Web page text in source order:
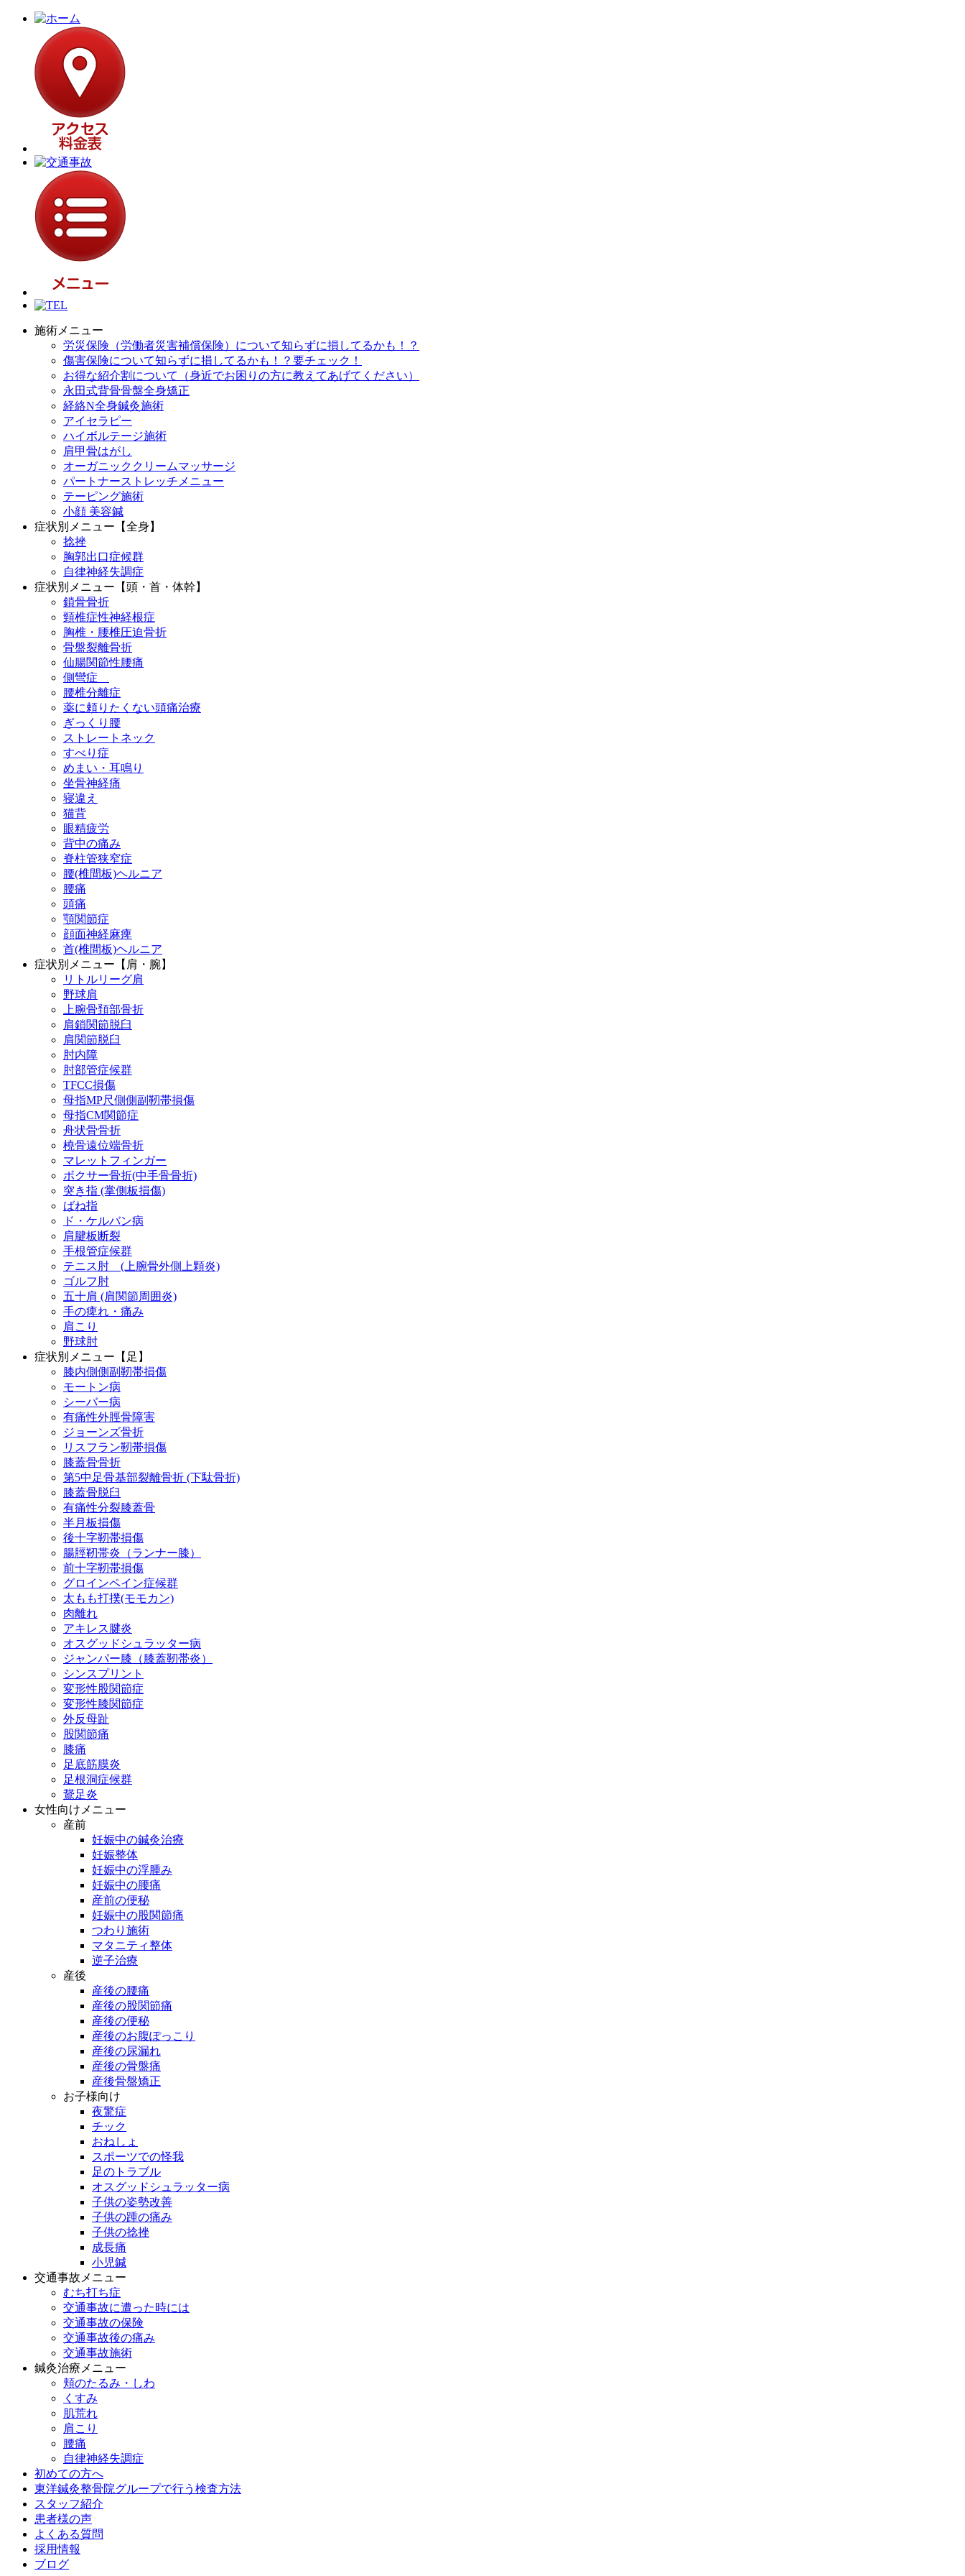
施術メニュー
労災保険（労働者災害補償保険）について知らずに損してるかも！？
傷害保険について知らずに損してるかも！？要チェック！
お得な紹介割について（身近でお困りの方に教えてあげてください）
永田式背骨骨盤全身矯正
経絡N全身鍼灸施術
アイセラピー
ハイボルテージ施術
肩甲骨はがし
オーガニッククリームマッサージ
パートナーストレッチメニュー
テーピング施術
小顔 美容鍼
症状別メニュー【全身】
捻挫
胸郭出口症候群
自律神経失調症
症状別メニュー【頭・首・体幹】
鎖骨骨折
頸椎症性神経根症
胸椎・腰椎圧迫骨折
骨盤裂離骨折
仙腸関節性腰痛
側彎症
腰椎分離症
薬に頼りたくない頭痛治療
ぎっくり腰
ストレートネック
すべり症
めまい・耳鳴り
坐骨神経痛
寝違え
猫背
眼精疲労
背中の痛み
脊柱管狭窄症
腰(椎間板)ヘルニア
腰痛
頭痛
顎関節症
顔面神経麻痺
首(椎間板)ヘルニア
症状別メニュー【肩・腕】
リトルリーグ肩
野球肩
上腕骨頚部骨折
肩鎖関節脱臼
肩関節脱臼
肘内障
肘部管症候群
TFCC損傷
母指MP尺側側副靭帯損傷
母指CM関節症
舟状骨骨折
橈骨遠位端骨折
マレットフィンガー
ボクサー骨折(中手骨骨折)
突き指 (掌側板損傷)
ばね指
ド・ケルバン病
肩腱板断裂
手根管症候群
テニス肘 (上腕骨外側上顆炎)
ゴルフ肘
五十肩 (肩関節周囲炎)
手の痺れ・痛み
肩こり
野球肘
症状別メニュー【足】
膝内側側副靭帯損傷
モートン病
シーバー病
有痛性外脛骨障害
ジョーンズ骨折
リスフラン靭帯損傷
膝蓋骨骨折
第5中足骨基部裂離骨折 (下駄骨折)
膝蓋骨脱臼
有痛性分裂膝蓋骨
半月板損傷
後十字靭帯損傷
腸脛靭帯炎（ランナー膝）
前十字靭帯損傷
グロインペイン症候群
太もも打撲(モモカン)
肉離れ
アキレス腱炎
オスグッドシュラッター病
ジャンパー膝（膝蓋靭帯炎）
シンスプリント
変形性股関節症
変形性膝関節症
外反母趾
股関節痛
膝痛
足底筋膜炎
足根洞症候群
鵞足炎
女性向けメニュー
産前
妊娠中の鍼灸治療
妊娠整体
妊娠中の浮腫み
妊娠中の腰痛
産前の便秘
妊娠中の股関節痛
つわり施術
マタニティ整体
逆子治療
産後
産後の腰痛
産後の股関節痛
産後の便秘
産後のお腹ぽっこり
産後の尿漏れ
産後の骨盤痛
産後骨盤矯正
お子様向け
夜驚症
チック
おねしょ
スポーツでの怪我
足のトラブル
オスグッドシュラッター病
子供の姿勢改善
子供の踵の痛み
子供の捻挫
成長痛
小児鍼
交通事故メニュー
むち打ち症
交通事故に遭った時には
交通事故の保険
交通事故後の痛み
交通事故施術
鍼灸治療メニュー
頬のたるみ・しわ
くすみ
肌荒れ
肩こり
腰痛
自律神経失調症
初めての方へ
東洋鍼灸整骨院グループで行う検査方法
スタッフ紹介
患者様の声
よくある質問
採用情報
ブログ